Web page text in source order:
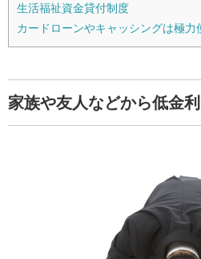
生活福祉資金貸付制度
カードローンやキャッシングは極力
家族や友人などから低金